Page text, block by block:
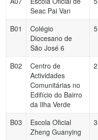
Seac Pai Van
B01
Colégio
Diocesano de
São José 6
5
B02
Centro de
Actividades
Comunitárias no
Edifício do Bairro
da Ilha Verde
2
B03
Escola Oficial
Zheng Guanying
3